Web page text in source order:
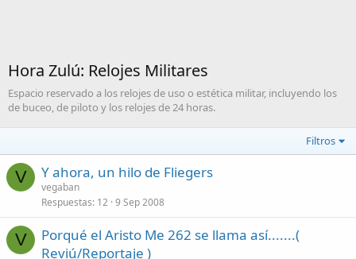
Hora Zulú: Relojes Militares
Espacio reservado a los relojes de uso o estética militar, incluyendo los
de buceo, de piloto y los relojes de 24 horas.
Filtros
V Y ahora, un hilo de Fliegers
vegaban
Respuestas 12 9 Sep 2008
V
Porqué el Aristo Me 262 se llama así.......(
Reviú/Reportaje )